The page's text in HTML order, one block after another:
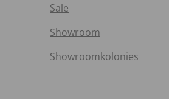
Sale
Showroom
Showroomkolonies